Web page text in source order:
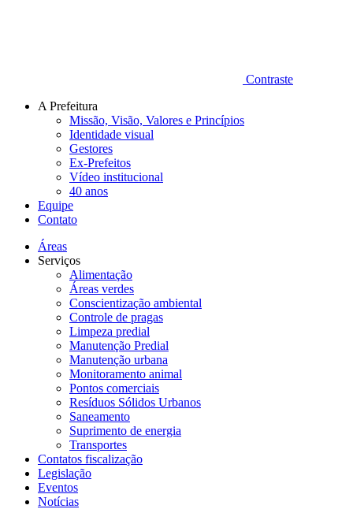
Contraste
A Prefeitura
Missão, Visão, Valores e Princípios
Identidade visual
Gestores
Ex-Prefeitos
Vídeo institucional
40 anos
Equipe
Contato
Áreas
Serviços
Alimentação
Áreas verdes
Conscientização ambiental
Controle de pragas
Limpeza predial
Manutenção Predial
Manutenção urbana
Monitoramento animal
Pontos comerciais
Resíduos Sólidos Urbanos
Saneamento
Suprimento de energia
Transportes
Contatos fiscalização
Legislação
Eventos
Notícias